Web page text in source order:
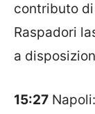
contributo
Raspadori
a
15:27